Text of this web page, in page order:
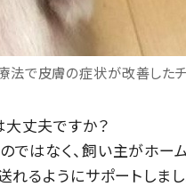
法で皮膚の症状が改善した
丈夫ですか？
はなく、飼い主がホー
るようにサポートしまし